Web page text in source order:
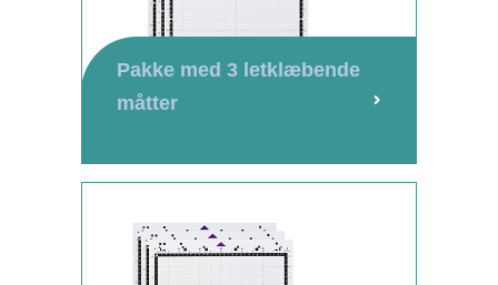
Pakke med 3 letklæbende
måtter